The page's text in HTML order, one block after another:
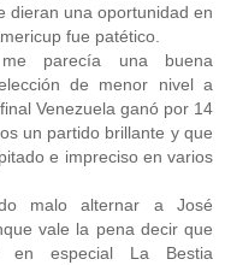
dieran una oportunidad en
fue patético.
parecía una buena
de menor nivel a
Venezuela ganó por 14
un partido brillante y que
e impreciso en varios
malo alternar a José
vale la pena decir que
en especial La Bestia